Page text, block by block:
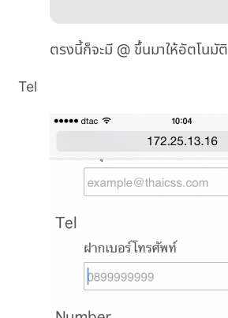
ตรงนี้ก็จะมี @ ขึ้นมาให้อัตโนมัติ
Tel